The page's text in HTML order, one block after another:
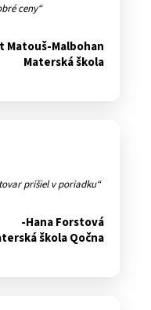
ceny
Matouš-Malbohan
Materská škola
prišiel v poriadku
-Hana Forstová
škola Qočna